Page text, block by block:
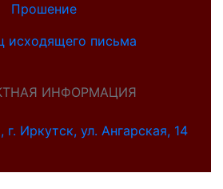
Прошение
исходящего письма
ИНФОРМАЦИЯ
Иркутск, ул. Ангарская, 14